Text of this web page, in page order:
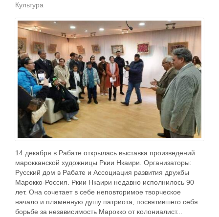
Культура
14 декабря в Рабате открылась выставка произведений
марокканской художницы Ркии Нкаири. Организаторы:
Русский дом в Рабате и Ассоциация развития дружбы
Марокко-Россия. Ркии Нкаири недавно исполнилось 90
лет. Она сочетает в себе неповторимое творческое
начало и пламенную душу патриота, посвятившего себя
борьбе за независимость Марокко от колониалист...